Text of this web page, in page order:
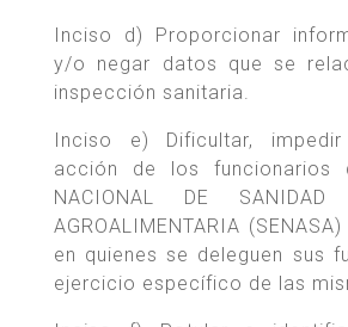
Inciso d) Proporcionar
y/o negar datos que se
inspección sanitaria.
Inciso e) Dificultar,
acción de los funcionarios
NACIONAL DE
AGROALIMENTARIA
en quienes se deleguen sus
ejercicio específico de las